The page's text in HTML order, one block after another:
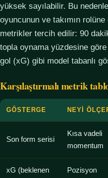
yüksek sayılabilir. Bu
oyuncunun ve takımın
metrikler tercih edilir: 90
topla oynama yüzdesine
gol (xG) gibi model tabanlı
Karşılaştırmalı metrik
GÖSTERGE NEYI
Son form serisi
Kısa vadeli
momentum
xG (beklenen
Pozisyon